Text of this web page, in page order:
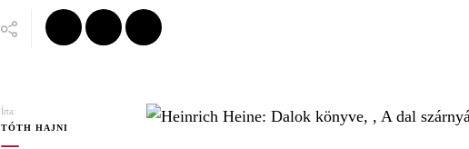
Írta:
TÓTH HAJNI